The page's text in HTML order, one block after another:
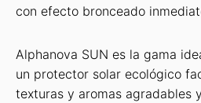
con efecto bronceado
Alphanova SUN es la gama
un protector solar ecológico
texturas y aromas agradables